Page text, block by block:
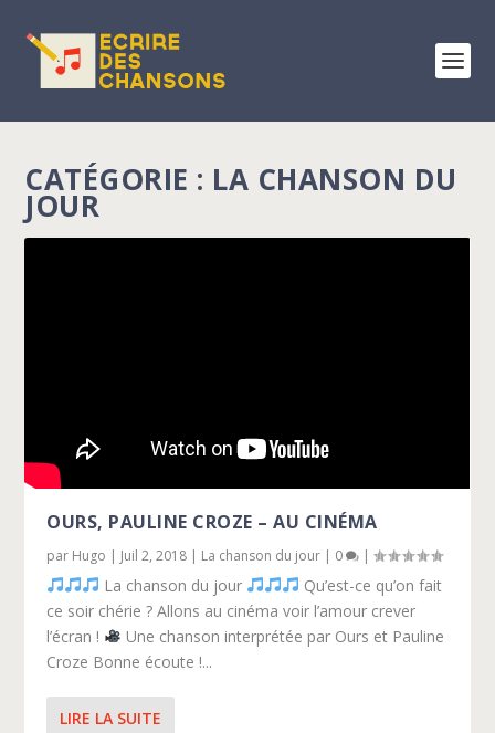
CATÉGORIE : LA CHANSON DU
JOUR
OURS, PAULINE CROZE – AU CINÉMA
par Hugo | Juil 2, 2018 | La chanson du jour | 0 |
La chanson du jour
Qu’est-ce qu’on fait
ce soir chérie ? Allons au cinéma voir l’amour crever
l’écran !
Une chanson interprétée par Ours et Pauline
Croze Bonne écoute !...
LIRE LA SUITE